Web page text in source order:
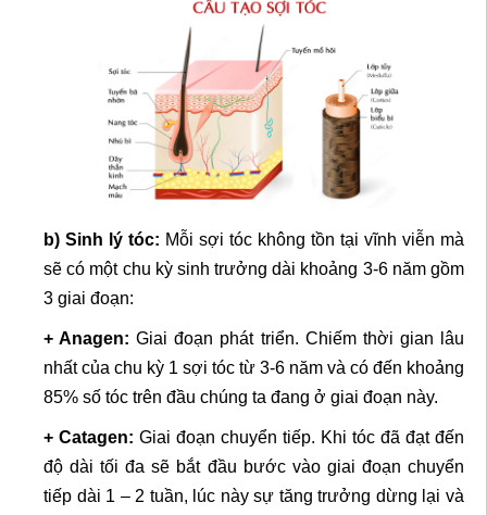
b) Sinh lý tóc: Mỗi sợi tóc không tồn tại vĩnh viễn mà
sẽ có một chu kỳ sinh trưởng dài khoảng 3-6 năm gồm
3 giai đoạn:
+ Anagen: Giai đoạn phát triển. Chiếm thời gian lâu
nhất của chu kỳ 1 sợi tóc từ 3-6 năm và có đến khoảng
85% số tóc trên đầu chúng ta đang ở giai đoạn này.
+ Catagen: Giai đoạn chuyển tiếp. Khi tóc đã đạt đến
độ dài tối đa sẽ bắt đầu bước vào giai đoạn chuyển
tiếp dài 1 – 2 tuần, lúc này sự tăng trưởng dừng lại và